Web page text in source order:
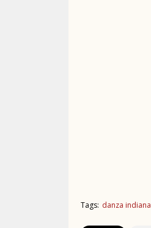
Tags: danza indiana